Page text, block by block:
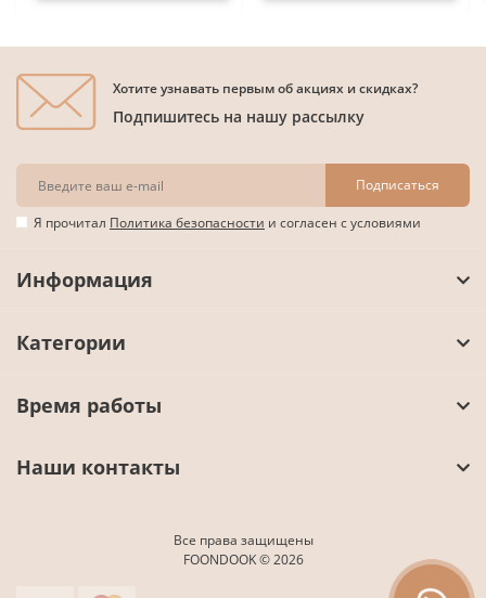
Хотите узнавать первым об акциях и скидках?
Подпишитесь на нашу рассылку
Подписаться
Я прочитал Политика безопасности и согласен с условиями
Информация
Категории
Время работы
Наши контакты
Все права защищены
FOONDOOK © 2026